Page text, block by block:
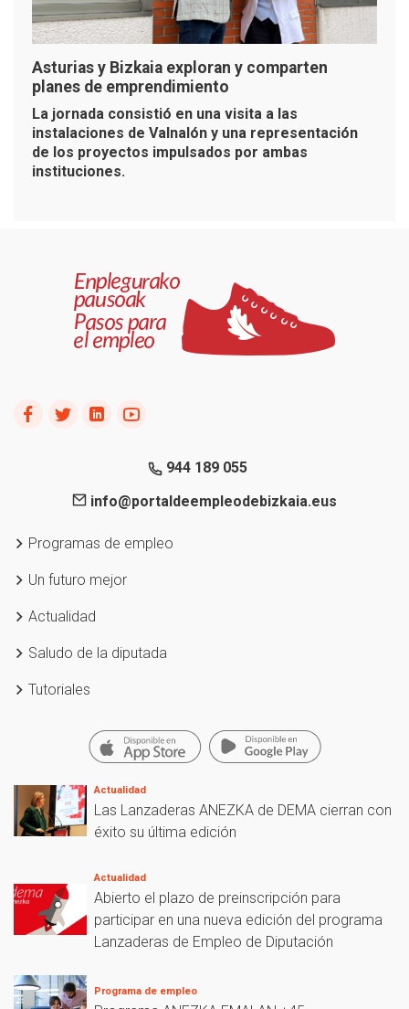
Asturias y Bizkaia exploran y comparten
planes de emprendimiento
La jornada consistió en una visita a las
instalaciones de Valnalón y una representación
de los proyectos impulsados por ambas
instituciones.
944 189 055
info@portaldeempleodebizkaia.eus
Programas de empleo
Un futuro mejor
Actualidad
Saludo de la diputada
Tutoriales
Actualidad
Las Lanzaderas ANEZKA de DEMA cierran con
éxito su última edición
Actualidad
Abierto el plazo de preinscripción para
participar en una nueva edición del programa
Lanzaderas de Empleo de Diputación
Programa de empleo